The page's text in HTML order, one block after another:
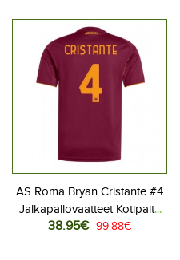
AS Roma Bryan Cristante #4
Jalkapallovaatteet Kotipaita
2025-26 Lyhythihainen
38.95€ 99.88€